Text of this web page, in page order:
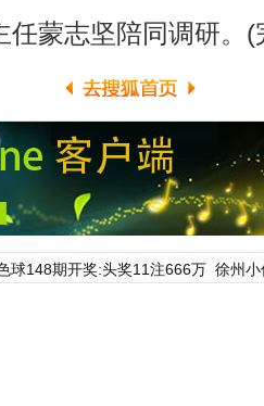
蒙志坚陪同调研。(
球148期开奖:头奖11注666万 徐州